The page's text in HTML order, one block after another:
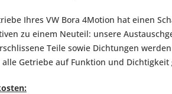
Ihres VW Bora 4Motion hat einen
zu einem Neuteil: unsere
Teile sowie Dichtungen
alle Getriebe auf Funktion und